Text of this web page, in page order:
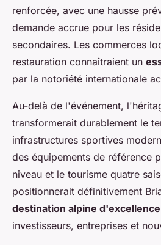
renforcée, avec une hausse
demande accrue pour les
secondaires. Les commerces
restauration connaîtraient un
par la notoriété internationale
Au-delà de l'événement,
transformerait durablement le
infrastructures sportives
des équipements de référence
niveau et le tourisme quatre
positionnerait définitivement
destination alpine d'excellence
investisseurs, entreprises et